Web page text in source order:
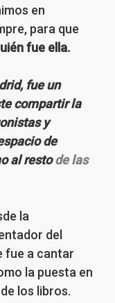
en
para que
fue ella.
fue un
compartir la
y
de
al restode las
la
del
fue a cantar
la puesta en
los libros.